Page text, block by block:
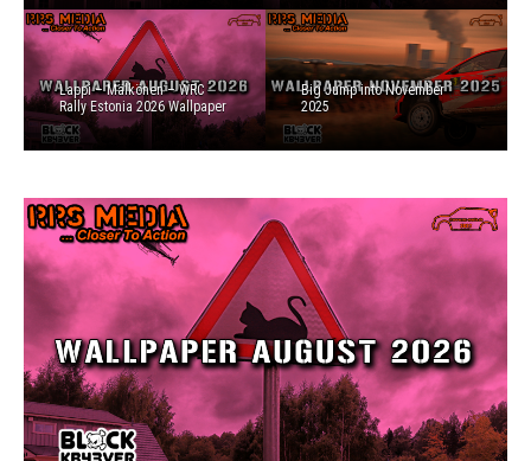
Lappi – Mälkönen – WRC
Rally Estonia 2026 Wallpaper
Big Jump into November
2025